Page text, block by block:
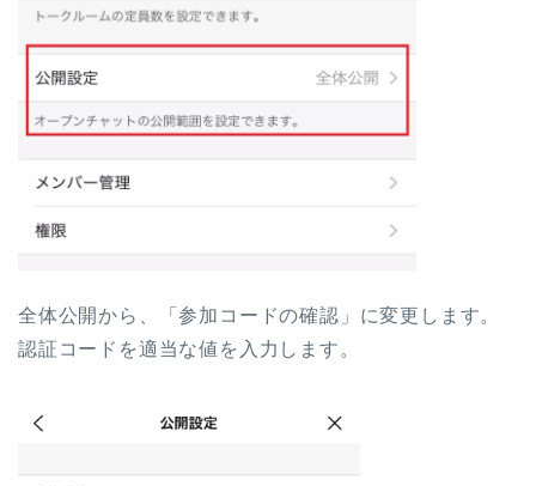
全体公開から、「参加コードの確認」に変更します。
認証コードを適当な値を入力します。